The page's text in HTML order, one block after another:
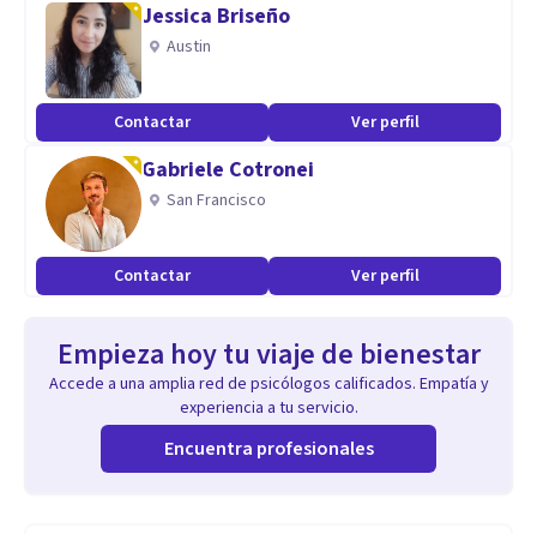
Jessica Briseño
Austin
Contactar Ver perfil
Gabriele Cotronei
San Francisco
Contactar Ver perfil
Empieza hoy tu viaje de bienestar
Accede a una amplia red de psicólogos calificados. Empatía y
experiencia a tu servicio.
Encuentra profesionales